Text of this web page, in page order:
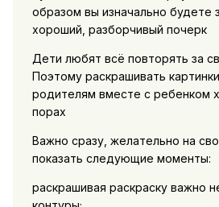
образом вы изначально будете
хороший, разборчивый почерк
Дети любят всё повторять за
Поэтому раскрашивать
родителям вместе с ребенком
порах
Важно сразу, желательно на
показать следующие моменты:
раскрашивая раскраску важно